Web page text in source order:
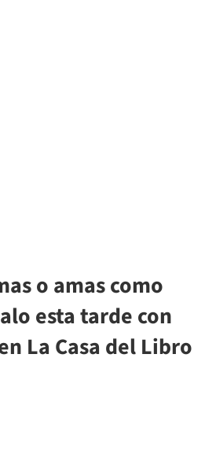
o amas como
esta tarde con
La Casa del Libro